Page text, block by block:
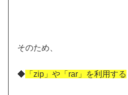
そのため、
◆ 「zip」や「rar」を利用する